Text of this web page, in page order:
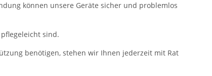
können unsere Geräte sicher und problemlos
sind.
benötigen, stehen wir Ihnen jederzeit mit Rat